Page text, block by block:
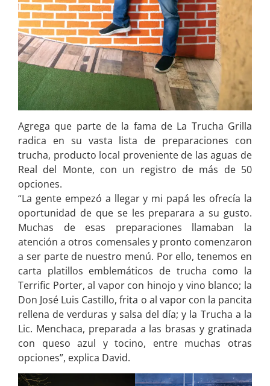
Agrega que parte de la fama de La Trucha Grilla
radica en su vasta lista de preparaciones con
trucha, producto local proveniente de las aguas de
Real del Monte, con un registro de más de 50
opciones.
“La gente empezó a llegar y mi papá les ofrecía la
oportunidad de que se les preparara a su gusto.
Muchas de esas preparaciones llamaban la
atención a otros comensales y pronto comenzaron
a ser parte de nuestro menú. Por ello, tenemos en
carta platillos emblemáticos de trucha como la
Terrific Porter, al vapor con hinojo y vino blanco; la
Don José Luis Castillo, frita o al vapor con la pancita
rellena de verduras y salsa del día; y la Trucha a la
Lic. Menchaca, preparada a las brasas y gratinada
con queso azul y tocino, entre muchas otras
opciones”, explica David.